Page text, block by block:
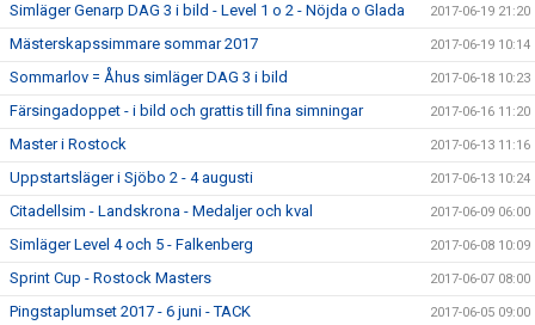
Simläger Genarp DAG 3 i bild - Level 1 o 2 - Nöjda o Glada 2017-06-19 21:20
Mästerskapssimmare sommar 2017 2017-06-19 10:14
Sommarlov = Åhus simläger DAG 3 i bild 2017-06-18 10:23
Färsingadoppet - i bild och grattis till fina simningar 2017-06-16 11:20
Master i Rostock 2017-06-13 11:16
Uppstartsläger i Sjöbo 2 - 4 augusti 2017-06-13 10:24
Citadellsim - Landskrona - Medaljer och kval 2017-06-09 06:00
Simläger Level 4 och 5 - Falkenberg 2017-06-08 10:09
Sprint Cup - Rostock Masters 2017-06-07 08:00
Pingstaplumset 2017 - 6 juni - TACK 2017-06-05 09:00